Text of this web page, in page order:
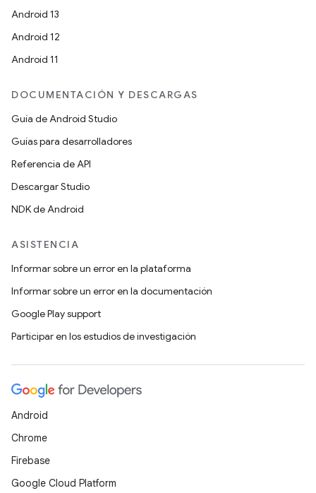
Android 13
Android 12
Android 11
DOCUMENTACIÓN Y DESCARGAS
Guía de Android Studio
Guías para desarrolladores
Referencia de API
Descargar Studio
NDK de Android
ASISTENCIA
Informar sobre un error en la plataforma
Informar sobre un error en la documentación
Google Play support
Participar en los estudios de investigación
Android
Chrome
Firebase
Google Cloud Platform